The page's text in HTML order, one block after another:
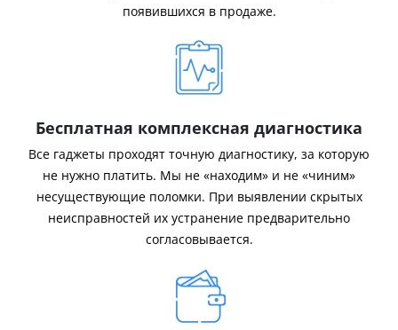
появившихся в продаже.
Бесплатная комплексная диагностика
Все гаджеты проходят точную диагностику, за которую
не нужно платить. Мы не «находим» и не «чиним»
несуществующие поломки. При выявлении скрытых
неисправностей их устранение предварительно
согласовывается.